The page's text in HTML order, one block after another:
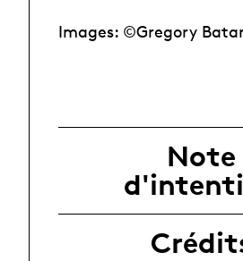
Images: ©Gregory
Note